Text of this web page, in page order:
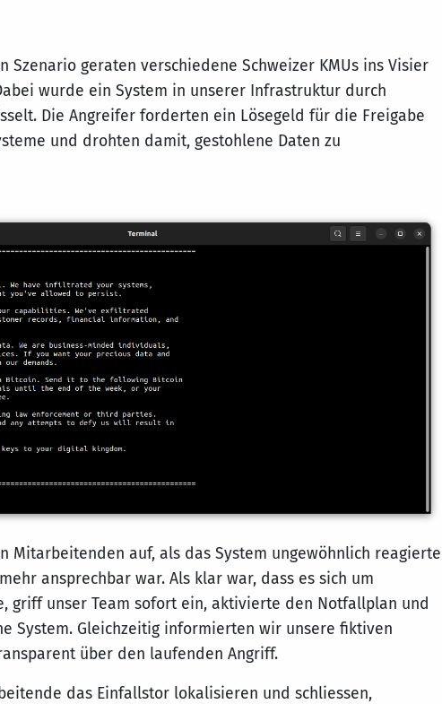
Szenario geraten verschiedene Schweizer KMUs ins Visier
wurde ein System in unserer Infrastruktur durch
Die Angreifer forderten ein Lösegeld für die Freigabe
und drohten damit, gestohlene Daten zu
Mitarbeitenden auf, als das System ungewöhnlich reagierte
ansprechbar war. Als klar war, dass es sich um
griff unser Team sofort ein, aktivierte den Notfallplan und
System. Gleichzeitig informierten wir unsere fiktiven
über den laufenden Angriff.
das Einfallstor lokalisieren und schliessen,